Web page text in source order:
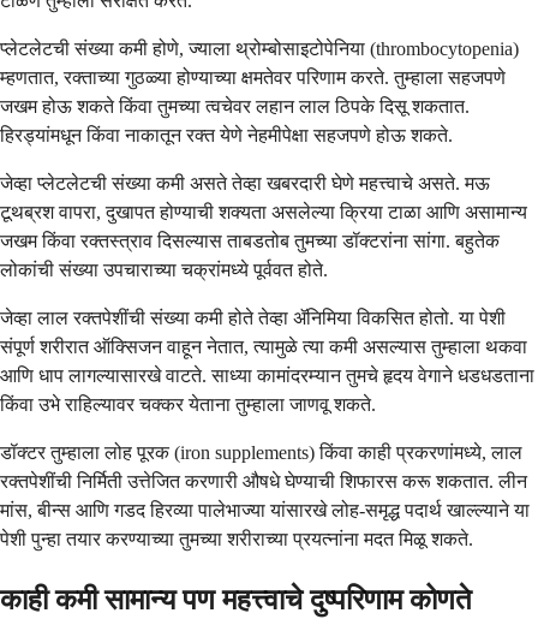
प्लेटलेटची संख्या कमी होणे, ज्याला थ्रोम्बोसाइटोपेनिया (thrombocytopenia)
म्हणतात, रक्ताच्या गुठळ्या होण्याच्या क्षमतेवर परिणाम करते. तुम्हाला सहजपणे
जखम होऊ शकते किंवा तुमच्या त्वचेवर लहान लाल ठिपके दिसू शकतात.
हिरड्यांमधून किंवा नाकातून रक्त येणे नेहमीपेक्षा सहजपणे होऊ शकते.
जेव्हा प्लेटलेटची संख्या कमी असते तेव्हा खबरदारी घेणे महत्त्वाचे असते. मऊ
टूथब्रश वापरा, दुखापत होण्याची शक्यता असलेल्या क्रिया टाळा आणि असामान्य
जखम किंवा रक्तस्त्राव दिसल्यास ताबडतोब तुमच्या डॉक्टरांना सांगा. बहुतेक
लोकांची संख्या उपचाराच्या चक्रांमध्ये पूर्ववत होते.
जेव्हा लाल रक्तपेशींची संख्या कमी होते तेव्हा ॲनिमिया विकसित होतो. या पेशी
संपूर्ण शरीरात ऑक्सिजन वाहून नेतात, त्यामुळे त्या कमी असल्यास तुम्हाला थकवा
आणि धाप लागल्यासारखे वाटते. साध्या कामांदरम्यान तुमचे हृदय वेगाने धडधडताना
किंवा उभे राहिल्यावर चक्कर येताना तुम्हाला जाणवू शकते.
डॉक्टर तुम्हाला लोह पूरक (iron supplements) किंवा काही प्रकरणांमध्ये, लाल
रक्तपेशींची निर्मिती उत्तेजित करणारी औषधे घेण्याची शिफारस करू शकतात. लीन
मांस, बीन्स आणि गडद हिरव्या पालेभाज्या यांसारखे लोह-समृद्ध पदार्थ खाल्ल्याने या
पेशी पुन्हा तयार करण्याच्या तुमच्या शरीराच्या प्रयत्नांना मदत मिळू शकते.
काही कमी सामान्य पण महत्त्वाचे दुष्परिणाम कोणते